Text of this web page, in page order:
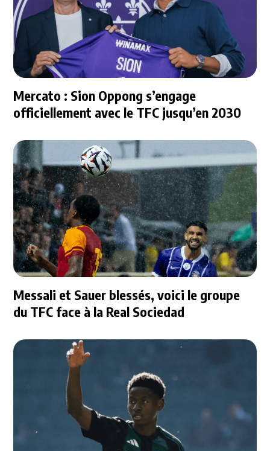
Mercato : Sion Oppong s’engage
officiellement avec le TFC jusqu’en 2030
Messali et Sauer blessés, voici le groupe
du TFC face à la Real Sociedad